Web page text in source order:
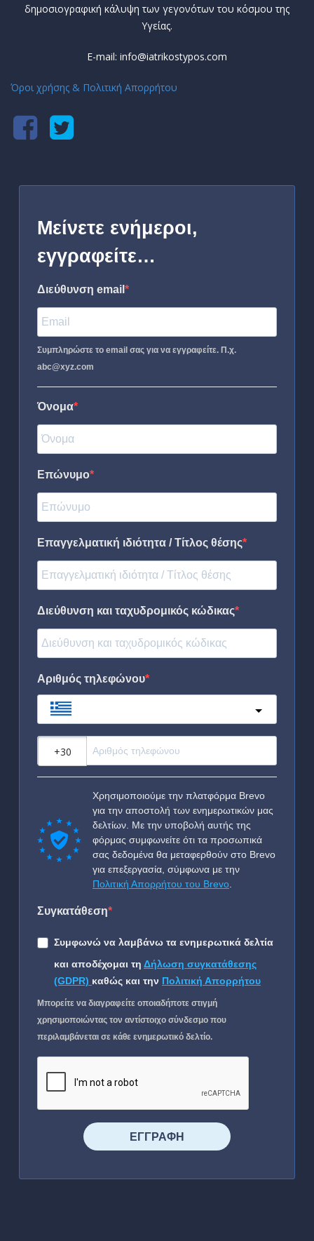
δημοσιογραφική κάλυψη των γεγονότων του κόσμου της
Υγείας.
E-mail: info@iatrikostypos.com
Όροι χρήσης & Πολιτική Απορρήτου
Μείνετε ενήμεροι,
εγγραφείτε…
Διεύθυνση email
Συμπληρώστε το email σας για να εγγραφείτε. Π.χ.
abc@xyz.com
Όνομα
Επώνυμο
Επαγγελματική ιδιότητα / Τίτλος θέσης
Διεύθυνση και ταχυδρομικός κώδικας
Αριθμός τηλεφώνου
Χρησιμοποιούμε την πλατφόρμα Brevo
για την αποστολή των ενημερωτικών μας
δελτίων. Με την υποβολή αυτής της
φόρμας συμφωνείτε ότι τα προσωπικά
σας δεδομένα θα μεταφερθούν στο Brevo
για επεξεργασία, σύμφωνα με την
Πολιτική Απορρήτου του Brevo
Συγκατάθεση
Συμφωνώ να λαμβάνω τα ενημερωτικά δελτία
και αποδέχομαι τη Δήλωση συγκατάθεσης
(GDPR) καθώς και την Πολιτική Απορρήτου
Μπορείτε να διαγραφείτε οποιαδήποτε στιγμή
χρησιμοποιώντας τον αντίστοιχο σύνδεσμο που
περιλαμβάνεται σε κάθε ενημερωτικό δελτίο.
⠀⠀⠀⠀ΕΓΓΡΑΦΗ⠀⠀⠀⠀